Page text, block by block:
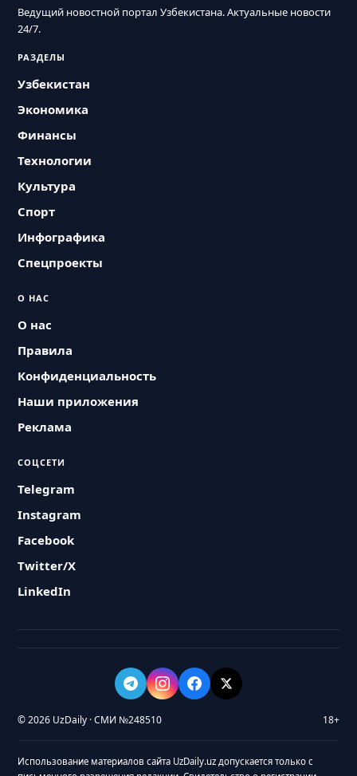
Ведущий новостной портал Узбекистана. Актуальные новости
24/7.
РАЗДЕЛЫ
Узбекистан
Экономика
Финансы
Технологии
Культура
Спорт
Инфографика
Спецпроекты
О НАС
О нас
Правила
Конфиденциальность
Наши приложения
Реклама
СОЦСЕТИ
Telegram
Instagram
Facebook
Twitter/X
LinkedIn
© 2026 UzDaily · СМИ №248510 18+
Использование материалов сайта UzDaily.uz допускается только с